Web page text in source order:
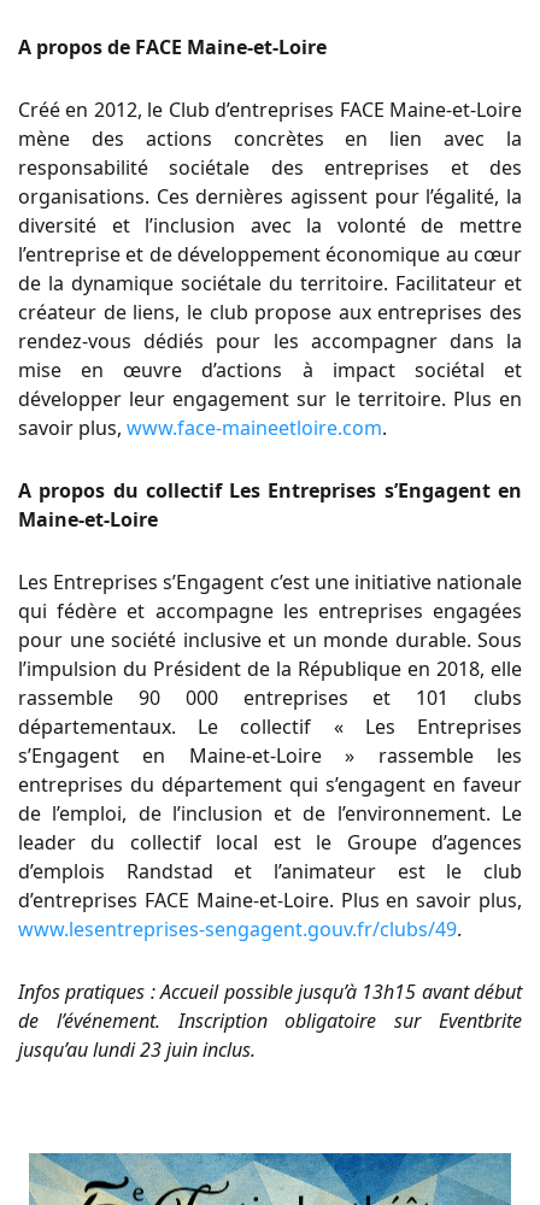
A propos de FACE Maine-et-Loire
Créé en 2012, le Club d’entreprises FACE Maine-et-Loire
mène des actions concrètes en lien avec la
responsabilité sociétale des entreprises et des
organisations. Ces dernières agissent pour l’égalité, la
diversité et l’inclusion avec la volonté de mettre
l’entreprise et de développement économique au cœur
de la dynamique sociétale du territoire. Facilitateur et
créateur de liens, le club propose aux entreprises des
rendez-vous dédiés pour les accompagner dans la
mise en œuvre d’actions à impact sociétal et
développer leur engagement sur le territoire. Plus en
savoir plus, www.face-maineetloire.com.
A propos du collectif Les Entreprises s’Engagent en
Maine-et-Loire
Les Entreprises s’Engagent c’est une initiative nationale
qui fédère et accompagne les entreprises engagées
pour une société inclusive et un monde durable. Sous
l’impulsion du Président de la République en 2018, elle
rassemble 90 000 entreprises et 101 clubs
départementaux. Le collectif « Les Entreprises
s’Engagent en Maine-et-Loire » rassemble les
entreprises du département qui s’engagent en faveur
de l’emploi, de l’inclusion et de l’environnement. Le
leader du collectif local est le Groupe d’agences
d’emplois Randstad et l’animateur est le club
d’entreprises FACE Maine-et-Loire. Plus en savoir plus,
www.lesentreprises-sengagent.gouv.fr/clubs/49.
Infos pratiques : Accueil possible jusqu’à 13h15 avant début
de l’événement. Inscription obligatoire sur Eventbrite
jusqu’au lundi 23 juin inclus.